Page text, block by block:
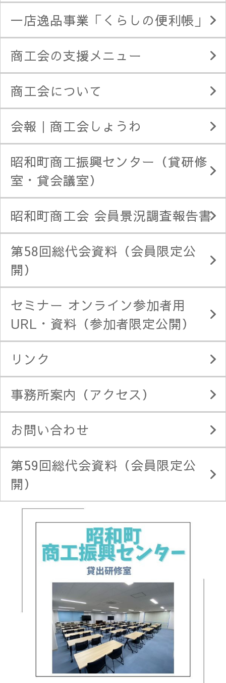
一店逸品事業「くらしの便利帳」
商工会の支援メニュー
商工会について
会報｜商工会しょうわ
昭和町商工振興センター（貸研修
室・貸会議室）
昭和町商工会 会員景況調査報告書
第58回総代会資料（会員限定公
開）
セミナー オンライン参加者用
URL・資料（参加者限定公開）
リンク
事務所案内（アクセス）
お問い合わせ
第59回総代会資料（会員限定公
開）